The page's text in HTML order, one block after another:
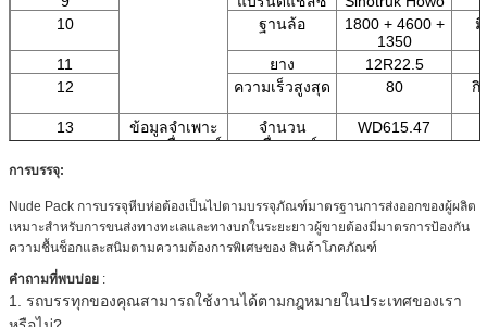
10
ฐานล้อ
1800 + 4600 +
1350
มิ
11 ยาง
12R22.5
12
ความเร็วสูงสุด 80
กิ
13
ข้อมูลจำเพาะ
ของเครื่องยนต์
จำนวน
เครื่องยนต์
WD615.47
14
กระจก
การบรรจุ:
Nude Pack การบรรจุหีบห่อต้องเป็นไปตามบรรจุภัณฑ์มาตรฐานการส่งออกของผู้ผลิต
เหมาะสำหรับการขนส่งทางทะเลและทางบกในระยะยาวผู้ขายต้องมีมาตรการป้องกัน
ความชื้นช็อกและสนิมตามความต้องการพิเศษของ สินค้าโภคภัณฑ์
คำถามที่พบบ่อย :
1. รถบรรทุกของคุณสามารถใช้งานได้ตามกฎหมายในประเทศของเรา